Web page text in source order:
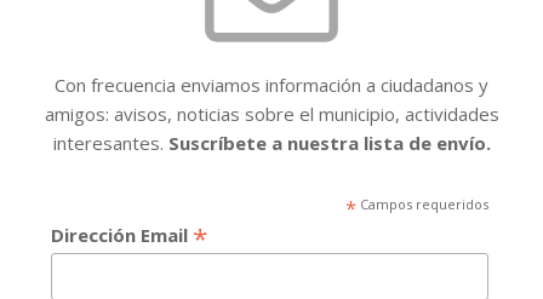
Con frecuencia enviamos información a ciudadanos y
amigos: avisos, noticias sobre el municipio, actividades
interesantes. Suscríbete a nuestra lista de envío.
*Campos requeridos
Dirección Email *